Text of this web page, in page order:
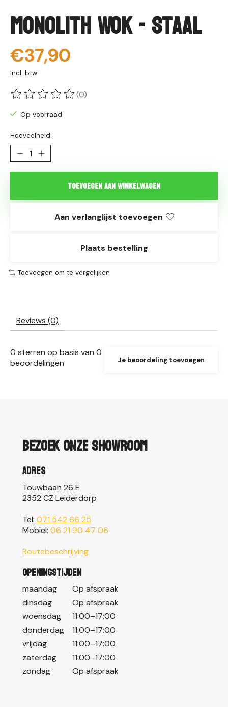
Monolith Wok - Staal
€37,90
Incl. btw
De beoordeling van dit product is
(0)
Op voorraad
Hoeveelheid:
Toevoegen aan winkelwagen
Aan verlanglijst toevoegen
Plaats bestelling
Toevoegen om te vergelijken
Reviews (0)
0 sterren op basis van 0
beoordelingen
Je beoordeling toevoegen
Bezoek onze showroom
Adres
Touwbaan 26 E
2352 CZ Leiderdorp
Tel: 071 542 66 25
Mobiel: 06 21 90 47 06
Routebeschrijving
Openingstijden
maandag
Op afspraak
dinsdag
Op afspraak
woensdag
11:00–17:00
donderdag
11:00–17:00
vrijdag
11:00–17:00
zaterdag
11:00–17:00
zondag
Op afspraak